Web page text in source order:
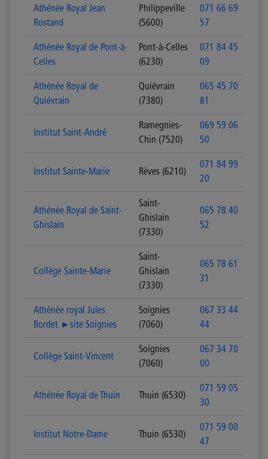
Athénée Royal Jean
Rostand
Philippeville
(5600)
071 66 69
57
Athénée Royal de Pont-à-
Celles
Pont-à-Celles
(6230)
071 84 45
09
Athénée Royal de
Quiévrain
Quiévrain
(7380)
065 45 70
81
Institut Saint-André
Ramegnies-
Chin (7520)
069 59 06
50
Institut Sainte-Marie Rèves (6210)
071 84 99
20
Athénée Royal de Saint-
Ghislain
Saint-
Ghislain
(7330)
065 78 40
52
Collège Sainte-Marie
Saint-
Ghislain
(7330)
065 78 61
31
Athénée royal Jules
Bordet ►site Soignies
Soignies
(7060)
067 33 44
44
Collège Saint-Vincent
Soignies
(7060)
067 34 70
00
Athénée Royal de Thuin Thuin (6530)
071 59 05
30
Institut Notre-Dame Thuin (6530)
071 59 00
47